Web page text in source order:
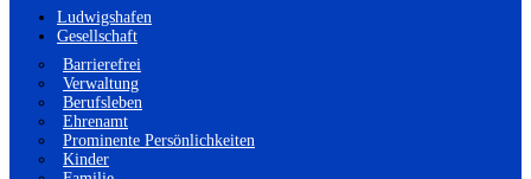
Ludwigshafen
Gesellschaft
Barrierefrei
Verwaltung
Berufsleben
Ehrenamt
Prominente Persönlichkeiten
Kinder